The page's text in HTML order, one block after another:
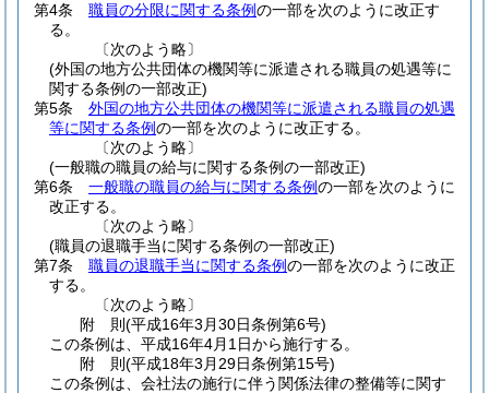
第4条
職員の分限に関する条例の一部を次のように改正す
る。
〔次のよう略〕
(外国の地方公共団体の機関等に派遣される職員の処遇等に
関する条例の一部改正)
第5条
外国の地方公共団体の機関等に派遣される職員の処遇
等に関する条例の一部を次のように改正する。
〔次のよう略〕
(一般職の職員の給与に関する条例の一部改正)
第6条
一般職の職員の給与に関する条例の一部を次のように
改正する。
〔次のよう略〕
(職員の退職手当に関する条例の一部改正)
第7条
職員の退職手当に関する条例の一部を次のように改正
する。
〔次のよう略〕
附 則(平成16年3月30日条例第6号)
この条例は、平成16年4月1日から施行する。
附 則(平成18年3月29日条例第15号)
この条例は、会社法の施行に伴う関係法律の整備等に関す